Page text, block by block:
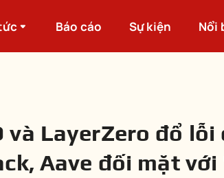
Báo cáo Sự kiện Nổi
và LayerZero đổ lỗi
Aave đối mặt